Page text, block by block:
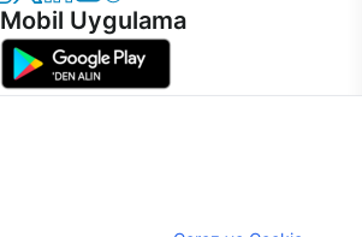
Mobil Uygulama